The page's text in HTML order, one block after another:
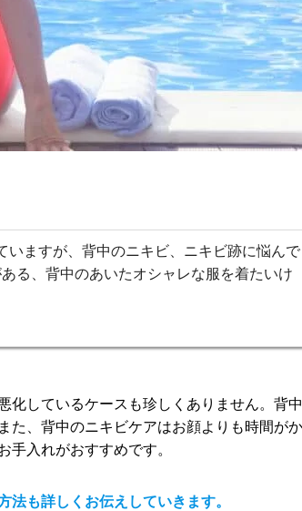
いますが、背中のニキビ、ニキビ跡に悩んで
る、背中のあいたオシャレな服を着たいけ
化しているケースも珍しくありません。背中
た、背中のニキビケアはお顔よりも時間がか
入れがおすすめです。
も詳しくお伝えしていきます。